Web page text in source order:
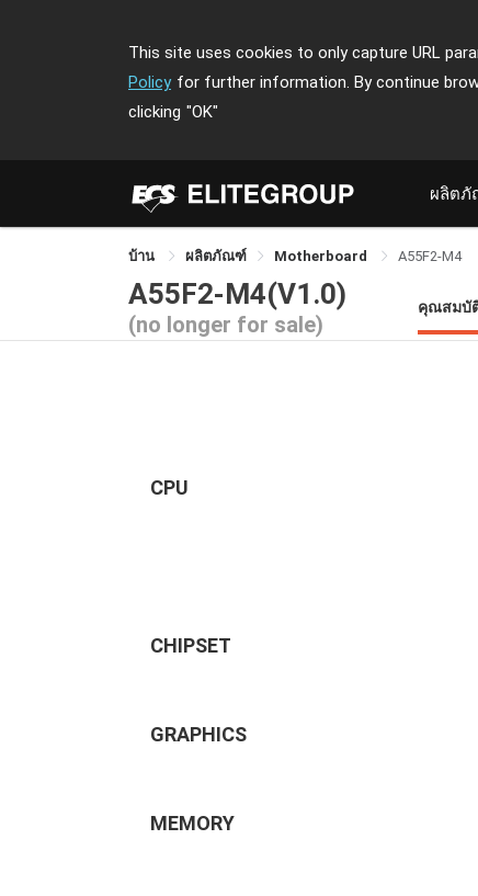
This site uses cookies to only capture URL
Policy for further information. By continue
clicking "OK"
ผลิต
บ้าน ผลิตภัณฑ์ Motherboard A55F2-M4
A55F2-M4(V1.0)
(no longer for sale)
คุณสมบั
CPU
CHIPSET
GRAPHICS
MEMORY